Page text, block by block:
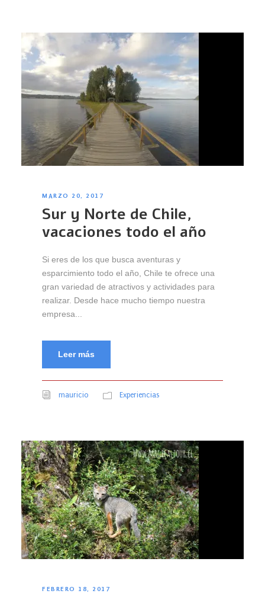
MARZO 20, 2017
Sur y Norte de Chile,
vacaciones todo el año
Si eres de los que busca aventuras y
esparcimiento todo el año, Chile te ofrece una
gran variedad de atractivos y actividades para
realizar. Desde hace mucho tiempo nuestra
empresa...
Leer más
mauricio Experiencias
FEBRERO 18, 2017